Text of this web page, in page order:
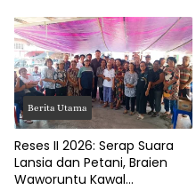
Berita Utama
Reses II 2026: Serap Suara
Lansia dan Petani, Braien
Waworuntu Kawal